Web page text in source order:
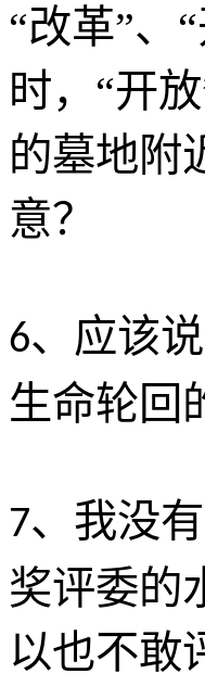
“改革”、
时，“开
的墓地附
意？
6、应该
生命轮回
7、我没
奖评委的
以也不敢